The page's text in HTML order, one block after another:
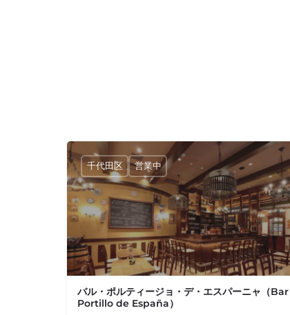
バル・ポルティージョ・デ・エスパーニャ（Bar
Portillo de España）
千代田区 営業中